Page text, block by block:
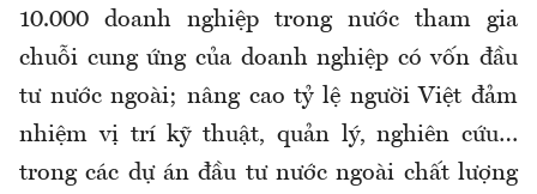
10.000 doanh nghiệp trong nước tham gia
chuỗi cung ứng của doanh nghiệp có vốn đầu
tư nước ngoài; nâng cao tỷ lệ người Việt đảm
nhiệm vị trí kỹ thuật, quản lý, nghiên cứu…
trong các dự án đầu tư nước ngoài chất lượng